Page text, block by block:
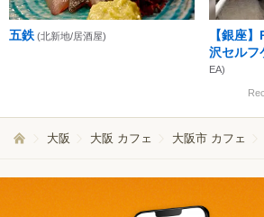
五鉄 (北新地/居酒屋)
【銀座
沢セルフ
EA)
大阪 大阪 カフェ 大阪市 カフェ